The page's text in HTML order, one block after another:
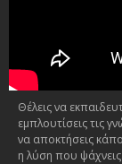
Θέλεις να
εμπλουτίσεις τις
να αποκτήσεις
η λύση που ψάχνεις.